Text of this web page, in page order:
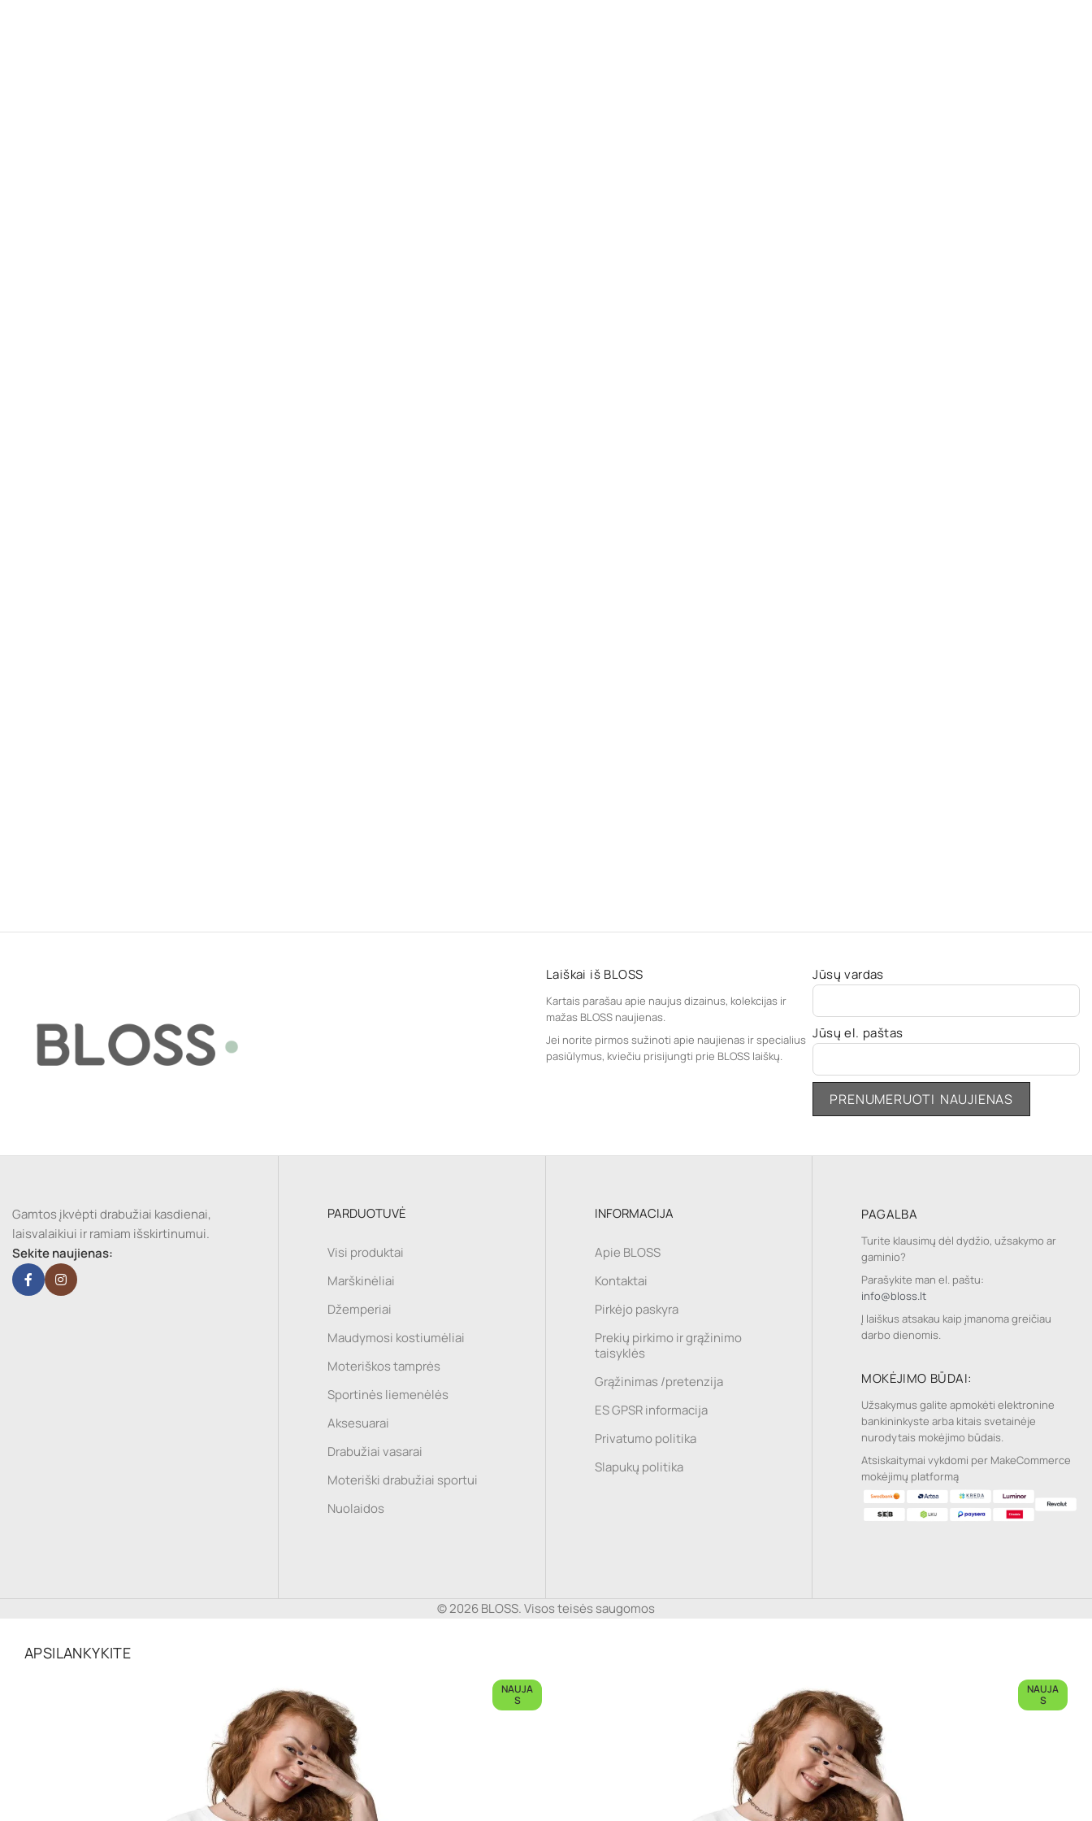
Laiškai iš BLOSS
Kartais parašau apie naujus dizainus, kolekcijas ir
mažas BLOSS naujienas.
Jei norite pirmos sužinoti apie naujienas ir specialius
pasiūlymus, kviečiu prisijungti prie BLOSS laiškų.
Jūsų vardas
Jūsų el. paštas
Gamtos įkvėpti drabužiai kasdienai,
laisvalaikiui ir ramiam išskirtinumui.
Sekite naujienas:
PARDUOTUVĖ
Visi produktai
Marškinėliai
Džemperiai
Maudymosi kostiumėliai
Moteriškos tamprės
Sportinės liemenėlės
Aksesuarai
Drabužiai vasarai
Moteriški drabužiai sportui
Nuolaidos
INFORMACIJA
Apie BLOSS
Kontaktai
Pirkėjo paskyra
Prekių pirkimo ir grąžinimo
taisyklės
Grąžinimas /pretenzija
ES GPSR informacija
Privatumo politika
Slapukų politika
PAGALBA
Turite klausimų dėl dydžio, užsakymo ar
gaminio?
Parašykite man el. paštu:
info@bloss.lt
Į laiškus atsakau kaip įmanoma greičiau
darbo dienomis.
MOKĖJIMO BŪDAI:
Užsakymus galite apmokėti elektronine
bankininkyste arba kitais svetainėje
nurodytais mokėjimo būdais.
Atsiskaitymai vykdomi per MakeCommerce
mokėjimų platformą
© 2026 BLOSS. Visos teisės saugomos
APSILANKYKITE
NAUJA
S
NAUJA
S